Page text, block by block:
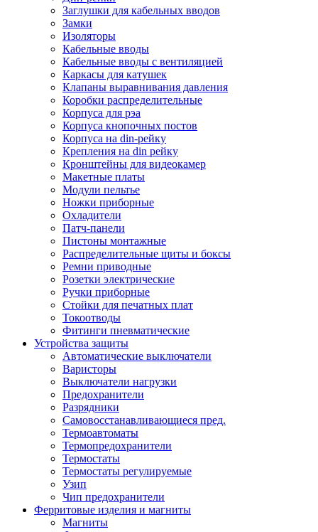
Заглушки для кабельных вводов
Замки
Изоляторы
Кабельные вводы
Кабельные вводы с вентиляцией
Каркасы для катушек
Клапаны выравнивания давления
Коробки распределительные
Корпуса для рэа
Корпуса кнопочных постов
Корпуса на din-рейку
Крепления на din рейку
Кронштейны для видеокамер
Макетные платы
Модули пельтье
Ножки приборные
Охладители
Патч-панели
Пистоны монтажные
Распределительные щиты и боксы
Ремни приводные
Розетки электрические
Ручки приборные
Стойки для печатных плат
Токоотводы
Фитинги пневматические
Устройства защиты
Автоматические выключатели
Варисторы
Выключатели нагрузки
Предохранители
Разрядники
Самовосстанавливающиеся пред.
Термоавтоматы
Термопредохранители
Термостаты
Термостаты регулируемые
Узип
Чип предохранители
Ферритовые изделия и магниты
Магниты